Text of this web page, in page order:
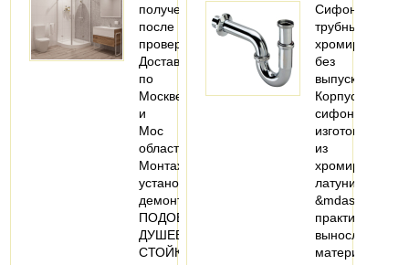
получении
после
проверки
Доставка
по
Москве
и
Мос
области
Монтаж
установка,
демонтаж
ПОДОБРАТЬ
ДУШЕВУЮ
СТОЙКУ
Сифон
трубный
без
выпуска.
Корпус
сифона
изготовлен
из
хромированной
латуни
&mdash;
практичного
выносливого
материала,